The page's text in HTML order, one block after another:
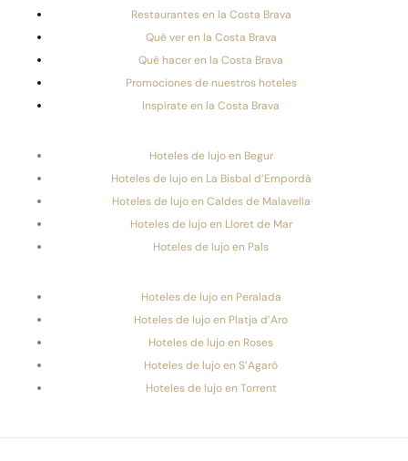
Restaurantes en la Costa Brava
Qué ver en la Costa Brava
Qué hacer en la Costa Brava
Promociones de nuestros hoteles
Inspírate en la Costa Brava
Hoteles de lujo en Begur
Hoteles de lujo en La Bisbal d’Empordà
Hoteles de lujo en Caldes de Malavella
Hoteles de lujo en Lloret de Mar
Hoteles de lujo en Pals
Hoteles de lujo en Peralada
Hoteles de lujo en Platja d’Aro
Hoteles de lujo en Roses
Hoteles de lujo en S’Agaró
Hoteles de lujo en Torrent